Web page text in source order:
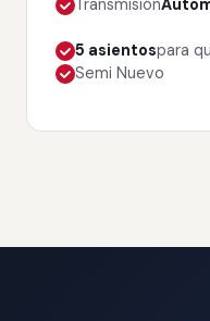
Transmisión
5 asientospara
Semi Nuevo